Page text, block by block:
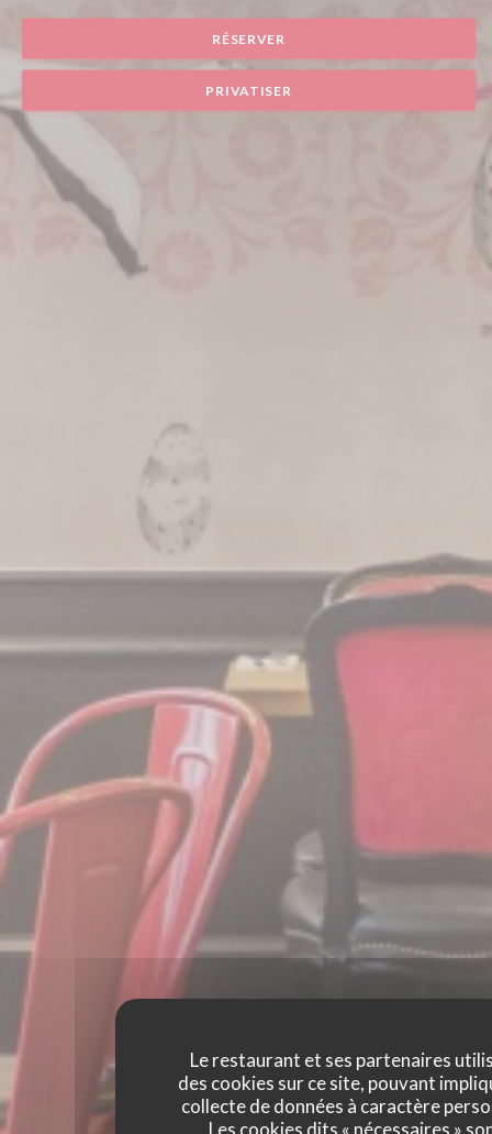
Le restaurant et ses partenaires
des cookies sur ce site, pouvant
collecte de données à caractère
Les cookies dits « nécessaires »
RÉSERVER
PRIVATISER